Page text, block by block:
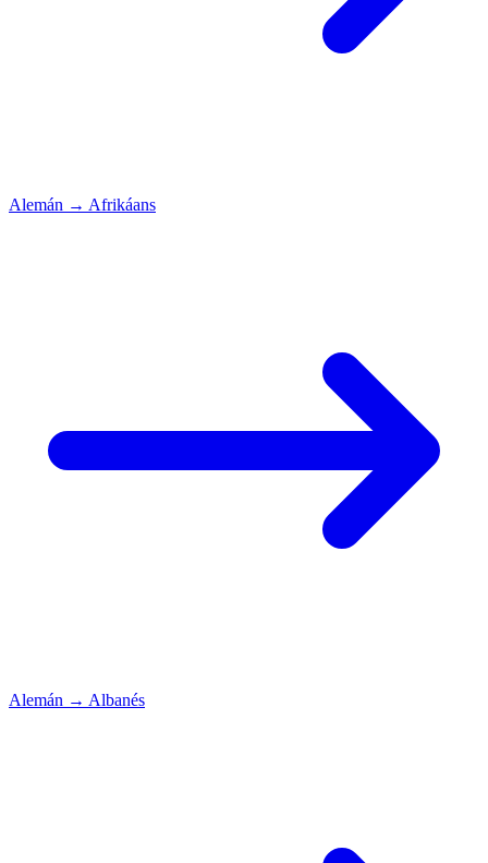
Alemán → Afrikáans
Alemán → Albanés